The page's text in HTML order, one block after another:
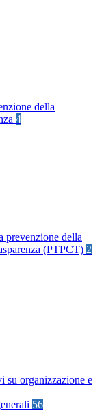
della
4
prevenzione della
(PTPCT) 2
su organizzazione e
56